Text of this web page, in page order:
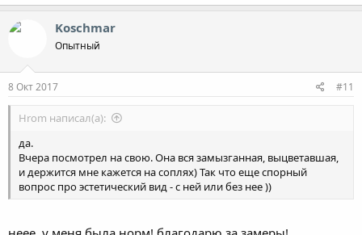
Koschmar
Опытный
8 Окт 2017 #11
Hrom написал(а):
да.
Вчера посмотрел на свою. Она вся замызганная, выцветавшая,
и держится мне кажется на соплях) Так что еще спорный
вопрос про эстетический вид - с ней или без нее ))